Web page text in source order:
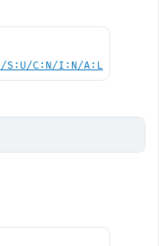
S:U/C:N/I:N/A:L